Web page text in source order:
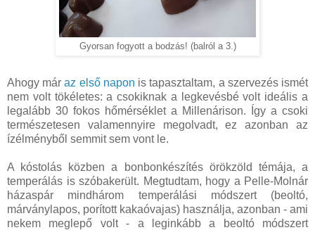
Gyorsan fogyott a bodzás! (balról a 3.)
Ahogy máraz első napon is tapasztaltam, a szervezés ismét
nem volt tökéletes: a csokiknak a legkevésbé volt ideális a
legalább 30 fokos hőmérséklet a Millenárison. Így a csoki
természetesen valamennyire megolvadt, ez azonban az
ízélményből semmit sem vont le.
A kóstolás közben a bonbonkészítés örökzöld témája, a
temperálás is szóbakerült. Megtudtam, hogy a Pelle-Molnár
házaspár mindhárom temperálási módszert (beoltó,
márványlapos, porított kakaóvajas) használja, azonban - ami
nekem meglepő volt - a leginkább a beoltó módszert